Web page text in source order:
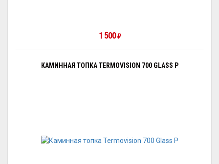
1 500 ₽
КАМИННАЯ ТОПКА TERMOVISION 700 GLASS P